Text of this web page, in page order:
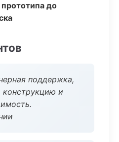
до
поддержка,
конструкцию и